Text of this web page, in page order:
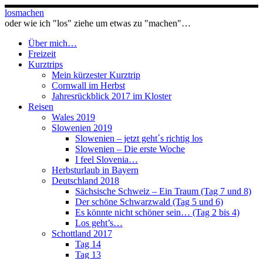
Zum
Inhalt
losmachen
oder wie ich "los" ziehe um etwas zu "machen"…
Über mich…
Freizeit
Kurztrips
Mein kürzester Kurztrip
Cornwall im Herbst
Jahresrückblick 2017 im Kloster
Reisen
Wales 2019
Slowenien 2019
Slowenien – jetzt geht´s richtig los
Slowenien – Die erste Woche
I feel Slovenia…
Herbsturlaub in Bayern
Deutschland 2018
Sächsische Schweiz – Ein Traum (Tag 7 und 8)
Der schöne Schwarzwald (Tag 5 und 6)
Es könnte nicht schöner sein… (Tag 2 bis 4)
Los geht’s…
Schottland 2017
Tag 14
Tag 13